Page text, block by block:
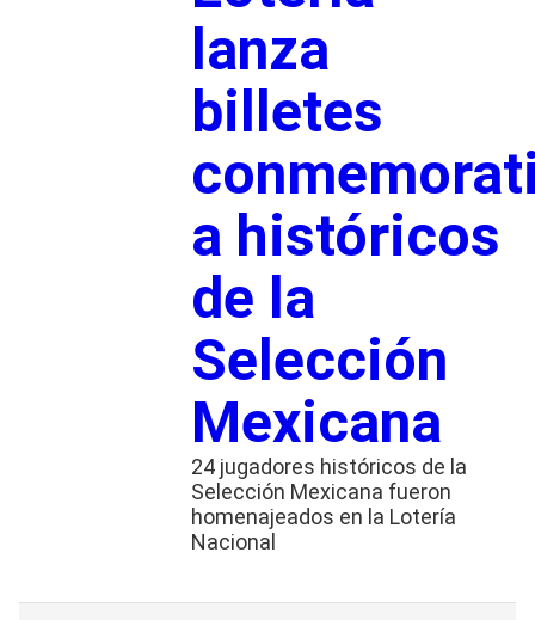
lanza
billetes
a históricos
de la
Selección
Mexicana
24 jugadores históricos de la
Selección Mexicana fueron
homenajeados en la Lotería
Nacional